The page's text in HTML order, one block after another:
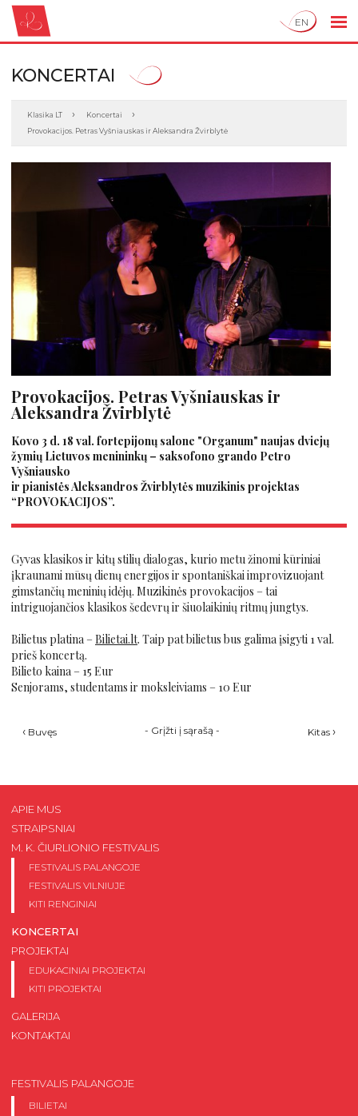
EN
KONCERTAI
Klasika LT
Koncertai
Provokacijos. Petras Vyšniauskas ir Aleksandra Žvirblytė
Provokacijos. Petras Vyšniauskas ir
Aleksandra Žvirblytė
Kovo 3 d. 18 val. fortepijonų salone "Organum" naujas dviejų
žymių Lietuvos menininkų – saksofono grando Petro
Vyšniausko
ir pianistės Aleksandros Žvirblytės muzikinis projektas
“PROVOKACIJOS”.
Gyvas klasikos ir kitų stilių dialogas, kurio metu žinomi kūriniai
įkraunami mūsų dienų energijos ir spontaniškai improvizuojant
gimstančių meninių idėjų. Muzikinės provokacijos – tai
intriguojančios klasikos šedevrų ir šiuolaikinių ritmų jungtys.
Bilietus platina – Bilietai.lt. Taip pat bilietus bus galima įsigyti 1 val.
prieš koncertą.
Bilieto kaina – 15 Eur
Senjorams, studentams ir moksleiviams – 10 Eur
‹ Buvęs - Grįžti į sąrašą - Kitas ›
APIE MUS
STRAIPSNIAI
M. K. ČIURLIONIO FESTIVALIS
FESTIVALIS PALANGOJE
FESTIVALIS VILNIUJE
KITI RENGINIAI
KONCERTAI
PROJEKTAI
EDUKACINIAI PROJEKTAI
KITI PROJEKTAI
GALERIJA
KONTAKTAI
FESTIVALIS PALANGOJE
BILIETAI